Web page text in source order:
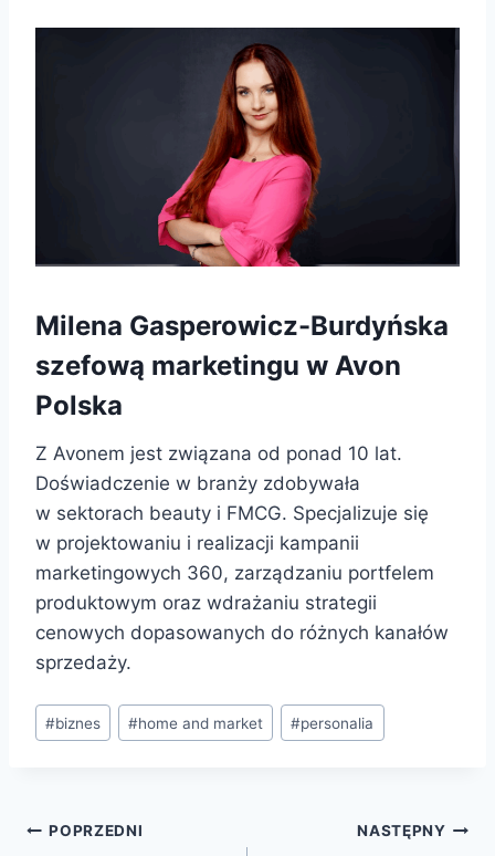
Milena Gasperowicz-Burdyńska
szefową marketingu w Avon
Polska
Z Avonem jest związana od ponad 10 lat.
Doświadczenie w branży zdobywała
w sektorach beauty i FMCG. Specjalizuje się
w projektowaniu i realizacji kampanii
marketingowych 360, zarządzaniu portfelem
produktowym oraz wdrażaniu strategii
cenowych dopasowanych do różnych kanałów
sprzedaży.
#biznes #home and market #personalia
POPRZEDNI NASTĘPNY